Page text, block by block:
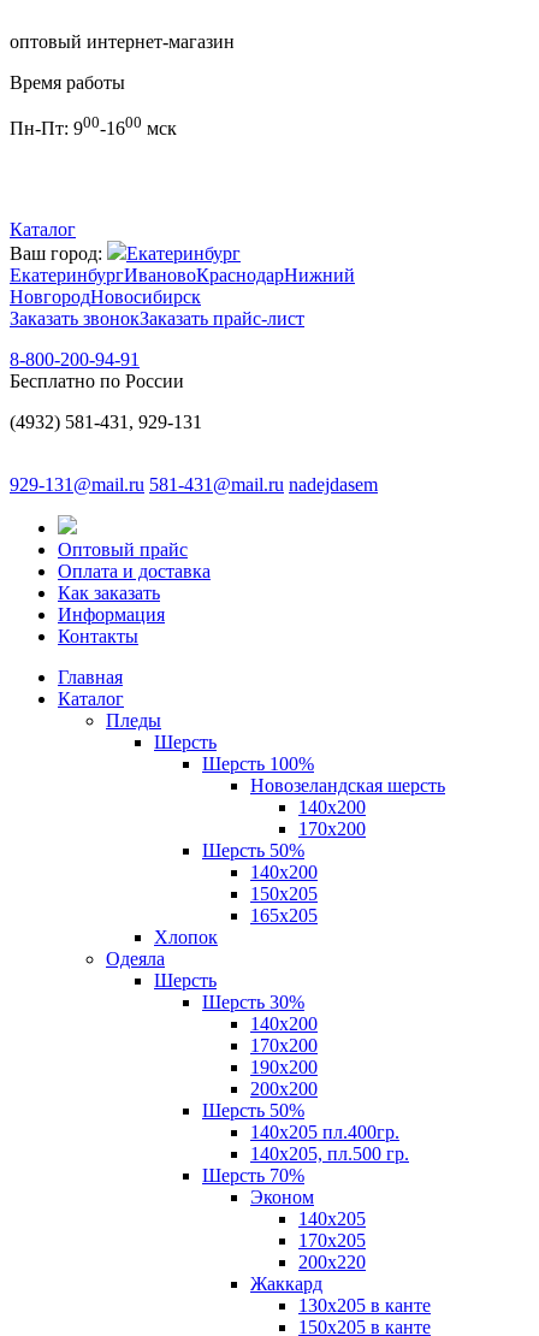
оптовый интернет-магазин
Время работы
Пн-Пт: 900-1600 мск
Каталог
Ваш город:
Екатеринбург
ЕкатеринбургИвановоКраснодарНижний
НовгородНовосибирск
Заказать звонокЗаказать прайс-лист
8-800-200-94-91
Бесплатно по России
(4932) 581-431, 929-131
929-131@mail.ru 581-431@mail.ru nadejdasem
Оптовый прайс
Оплата и доставка
Как заказать
Информация
Контакты
Главная
Каталог
Пледы
Шерсть
Шерсть 100%
Новозеландская шерсть
140х200
170x200
Шерсть 50%
140x200
150х205
165х205
Хлопок
Одеяла
Шерсть
Шерсть 30%
140х200
170х200
190х200
200х200
Шерсть 50%
140х205 пл.400гр.
140х205, пл.500 гр.
Шерсть 70%
Эконом
140х205
170х205
200х220
Жаккард
130х205 в канте
150х205 в канте